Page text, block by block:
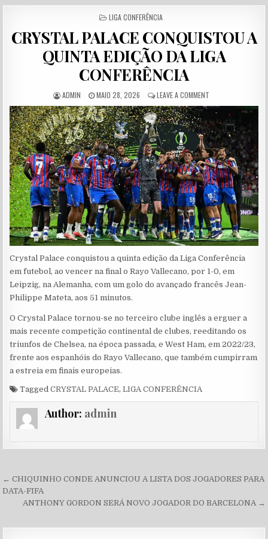
POSTED IN
LIGA CONFERÊNCIA
CRYSTAL PALACE CONQUISTOU A
QUINTA EDIÇÃO DA LIGA
CONFERÊNCIA
AUTHOR:
ADMIN PUBLISHED DATE:
MAIO 28, 2026 LEAVE A COMMENTON CRYSTAL
Crystal Palace conquistou a quinta edição da Liga Conferência
em futebol, ao vencer na final o Rayo Vallecano, por 1-0, em
Leipzig, na Alemanha, com um golo do avançado francês Jean-
Philippe Mateta, aos 51 minutos.
O Crystal Palace tornou-se no terceiro clube inglês a erguer a
mais recente competição continental de clubes, reeditando os
triunfos de Chelsea, na época passada, e West Ham, em 2022/23,
frente aos espanhóis do Rayo Vallecano, que também cumpirram
a estreia em finais europeias.
TaggedCRYSTAL PALACE,LIGA CONFERÊNCIA
Author: admin
Navegação de Post
← CHIQUINHO CONDE ANUNCIOU A LISTA DOS JOGADORES PARA
DATA-FIFA
ANTHONY GORDON SERÁ NOVO JOGADOR DO BARCELONA →